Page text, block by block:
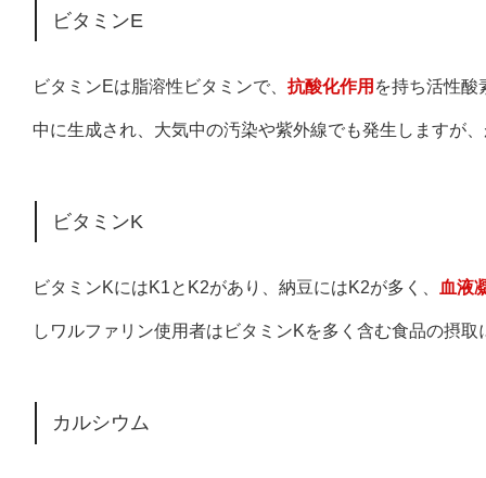
ビタミンE
ビタミンEは脂溶性ビタミンで、 抗酸化作用 を持ち活性酸
中に生成され、大気中の汚染や紫外線でも発生しますが
ビタミンK
ビタミンKにはK1とK2があり、納豆にはK2が多く、 血液
しワルファリン使用者はビタミンKを多く含む食品の摂
カルシウム